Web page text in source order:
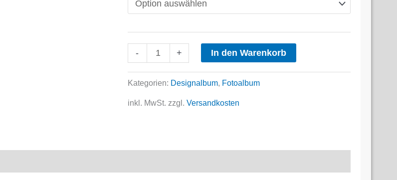
-
Fotoalbum
Peter
Coverausschnitt
+ In den Warenkorb
Kategorien: Designalbum, Fotoalbum
inkl. MwSt. zzgl. Versandkosten